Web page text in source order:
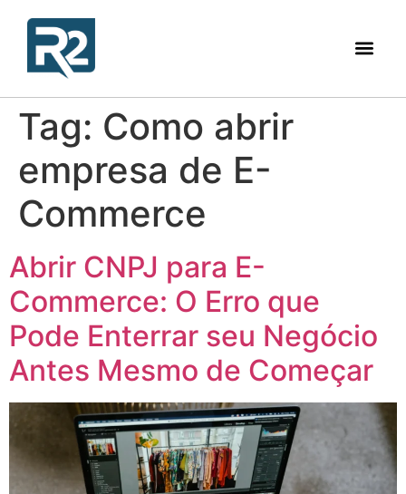
Tag: Como abrir
empresa de E-
Commerce
Abrir CNPJ para E-
Commerce: O Erro que
Pode Enterrar seu Negócio
Antes Mesmo de Começar